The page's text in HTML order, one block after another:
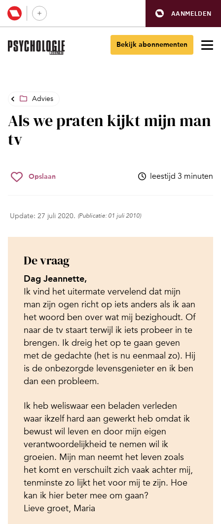
AANMELDEN
Bekijk abonnementen
Advies
Als we praten kijkt mijn man
tv
Opslaan leestijd 3 minuten
Update: 27 juli 2020. (Publicatie: 01 juli 2010)
De vraag
Dag Jeannette,
Ik vind het uitermate vervelend dat mijn
man zijn ogen richt op iets anders als ik aan
het woord ben over wat mij bezighoudt. Of
naar de tv staart terwijl ik iets probeer in te
brengen. Ik dreig het op te gaan geven
met de gedachte (het is nu eenmaal zo). Hij
is de onbezorgde levensgenieter en ik ben
dan een probleem.
Ik heb weliswaar een beladen verleden
waar ikzelf hard aan gewerkt heb omdat ik
bewust wil leven en door mijn eigen
verantwoordelijkheid te nemen wil ik
groeien. Mijn man neemt het leven zoals
het komt en verschuilt zich vaak achter mij,
tenminste zo lijkt het voor mij te zijn. Hoe
kan ik hier beter mee om gaan?
Lieve groet, Maria